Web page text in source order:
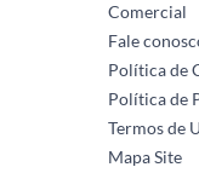
Comercial
Fale
Política de
Política de
Termos de
Mapa Site